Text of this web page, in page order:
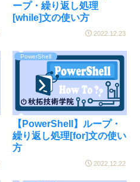
ープ・繰り返し処理
[while]文の使い方
2022.12.23
PowerShell
【PowerShell】ループ・
繰り返し処理[for]文の使い
方
2022.12.22